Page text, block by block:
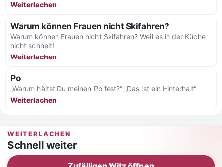
Weiterlachen
Warum können Frauen nicht Skifahren?
Warum können Frauen nicht Skifahren? Weil es in der Küche
nicht schneit!
Weiterlachen
Po
„Warum hältst Du meinen Po fest?“ „Das ist ein Hinterhalt“
Weiterlachen
WEITERLACHEN
Schnell weiter